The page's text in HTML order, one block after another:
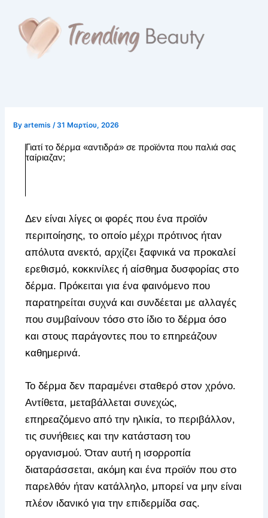
content
Byartemis/31 Μαρτίου, 2026
Γιατί το δέρμα «αντιδρά» σε προϊόντα που παλιά σας
ταίριαζαν;
Δεν είναι λίγες οι φορές που ένα προϊόν
περιποίησης, το οποίο μέχρι πρότινος ήταν
απόλυτα ανεκτό, αρχίζει ξαφνικά να προκαλεί
ερεθισμό, κοκκινίλες ή αίσθημα δυσφορίας στο
δέρμα. Πρόκειται για ένα φαινόμενο που
παρατηρείται συχνά και συνδέεται με αλλαγές
που συμβαίνουν τόσο στο ίδιο το δέρμα όσο
και στους παράγοντες που το επηρεάζουν
καθημερινά.
Το δέρμα δεν παραμένει σταθερό στον χρόνο.
Αντίθετα, μεταβάλλεται συνεχώς,
επηρεαζόμενο από την ηλικία, το περιβάλλον,
τις συνήθειες και την κατάσταση του
οργανισμού. Όταν αυτή η ισορροπία
διαταράσσεται, ακόμη και ένα προϊόν που στο
παρελθόν ήταν κατάλληλο, μπορεί να μην είναι
πλέον ιδανικό για την επιδερμίδα σας.